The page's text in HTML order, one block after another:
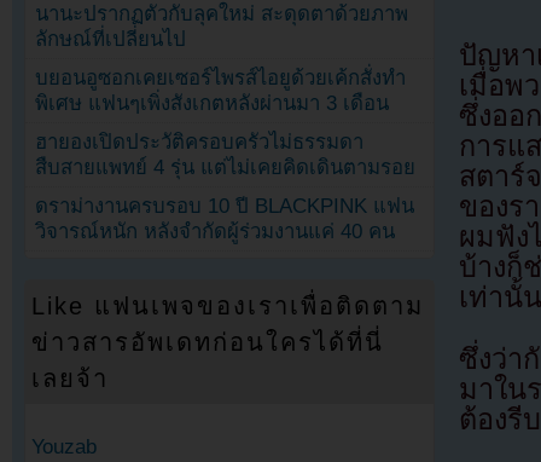
ปัญหา
เมื่อพ
ซึ่งออ
การแ
สตาร์
ของร
ผมฟัง
บ้างก็
เท่านั้น
ซึ่งว่า
มาใน
ต้องรี
นานะปรากฏตัวกับลุคใหม่ สะดุดตาด้วยภาพ
ลักษณ์ที่เปลี่ยนไป
บยอนอูซอกเคยเซอร์ไพรส์ไอยูด้วยเค้กสั่งทำ
พิเศษ แฟนๆเพิ่งสังเกตหลังผ่านมา 3 เดือน
ฮายองเปิดประวัติครอบครัวไม่ธรรมดา
สืบสายแพทย์ 4 รุ่น แต่ไม่เคยคิดเดินตามรอย
ดราม่างานครบรอบ 10 ปี BLACKPINK แฟน
วิจารณ์หนัก หลังจำกัดผู้ร่วมงานแค่ 40 คน
Like แฟนเพจของเราเพื่อติดตาม
ข่าวสารอัพเดทก่อนใครได้ที่นี่
เลยจ้า
Youzab